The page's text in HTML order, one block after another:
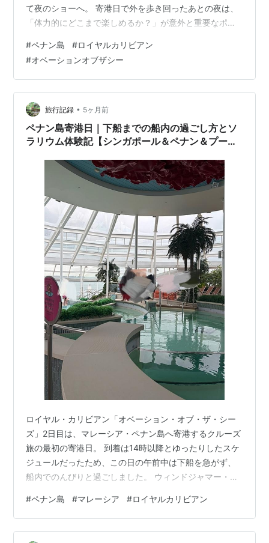
て夜のショーへ。 寄港日で外を歩き回ったあとの夜は、
「体力的にどこまで楽しめるか？」が意外と重要なポイ
能しました。 寄港日夜のディナー｜この日のメニュー内
容 前菜・サラダ系 メインディッシュ デザート ショー前
にウィンドジャマーでひと休み 夜のショー「Live, Love,
Legs」を鑑賞 明日はタイ・プーケットへ寄港 寄港日夜
のディナー｜この日のメニュー内容 ペナン島から戻った
あとは、その…
#ペナン島 #ロイヤルカリビアン
#オベーションオブザシー
旅行記録 • 5ヶ月前
ペナン島寄港日｜下船までの船内の過ごし方とソ
ラリウム体験記【シンガポール＆ペナン＆プーケ
ロイヤル・カリビアン「オベーション・オブ・ザ・シー
ズ」2日目は、マレーシア・ペナン島へ寄港するクルーズ
旅の最初の寄港日。 到着は14時以降とゆったりしたスケ
ジュールだったため、この日の午前中は下船を急がず、
船内でのんびりと過ごしました。 ウィンドジャマー・カ
ム」でのリラックスタイム、軽めのランチを挟んで、午
後から初めてのマレーシア観光へ。 「寄港日は何時まで
船内にいられる？」「下船前は何をして過ごす？」そん
#ペナン島 #マレーシア #ロイヤルカリビアン